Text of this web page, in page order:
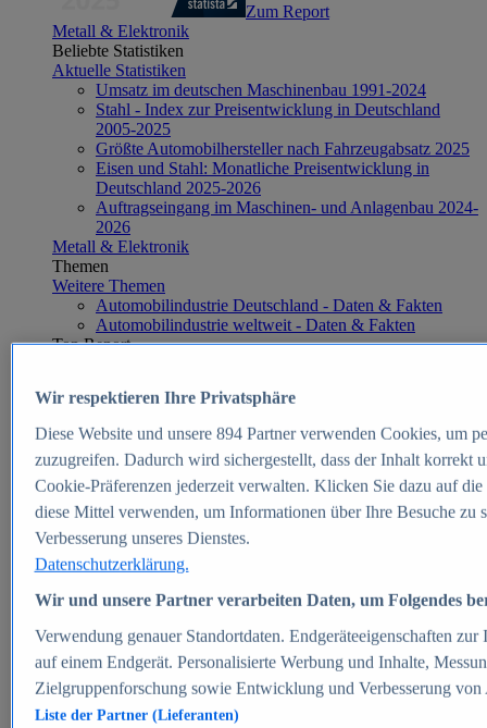
Zum Report
Metall & Elektronik
Beliebte Statistiken
Aktuelle Statistiken
Umsatz im deutschen Maschinenbau 1991-2024
Stahl - Index zur Preisentwicklung in Deutschland
2005-2025
Größte Automobilhersteller nach Fahrzeugabsatz 2025
Eisen und Stahl: Monatliche Preisentwicklung in
Deutschland 2025-2026
Auftragseingang im Maschinen- und Anlagenbau 2024-
2026
Metall & Elektronik
Themen
Weitere Themen
Automobilindustrie Deutschland - Daten & Fakten
Automobilindustrie weltweit - Daten & Fakten
Top Report
Zum Report
E-commerce
Beliebte Statistiken
Aktuelle Statistiken
E-Commerce - Entwicklung des Umsatzes in
Deutschland 1999-2025
Umsatz von Amazon in Deutschland und weltweit
2010-2025
B2C-E-Commerce: Top-50 Online Shops in
Deutschland 2024
Marktanteile von Online-Zahlungsverfahren in
Deutschland 2024
Umsatzstarke Warengruppen im Online-Handel in
Deutschland 2023-2025
Wir respektieren Ihre Privatsphäre
Diese Website und unsere 894Partner verwenden Cookies, um
zuzugreifen. Dadurch wird sichergestellt, dass der Inhalt korrekt
Cookie-Präferenzen jederzeit verwalten. Klicken Sie dazu auf
diese Mittel verwenden, um Informationen über Ihre Besuche
Verbesserung unseres Dienstes.
Datenschutzerklärung.
Wir und unsere Partner verarbeiten Daten, um Folgendes
Verwendung genauer Standortdaten. Endgeräteeigenschaften
auf einem Endgerät. Personalisierte Werbung und Inhalte,
Zielgruppenforschung sowie Entwicklung und Verbesserung von
Liste der Partner (Lieferanten)